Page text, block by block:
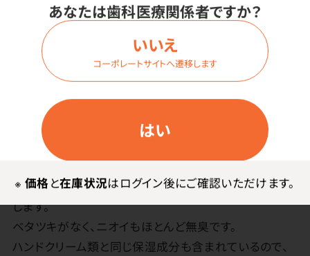
あなたは歯科医療関係者ですか？
はい
いいえ
コーポレートサイトへ遷移します
※ 価格と在庫状況はログイン後にご確認いただけます。
商品詳細
塗って5分で保護膜形成！手肌を保護するクリーム。
手荒れを防止するだけでなく、皮膚に付着した汚れ、臭
いが角質や甘かわ、爪へ浸透するのを妨げ、落としやすく
します。
ベタツキがなく、ニオイもほとんど無臭です。
ハンドクリーム類と同じ保湿成分も含まれているので、